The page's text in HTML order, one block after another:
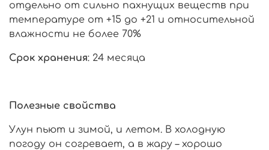
отдельно от сильно пахнущих веществ при
температуре от +15 до +21 и относительной
влажности не более 70%
Срок хранения: 24 месяца
Полезные свойства
Улун пьют и зимой, и летом. В холодную
погоду он согревает, а в жару – хорошо